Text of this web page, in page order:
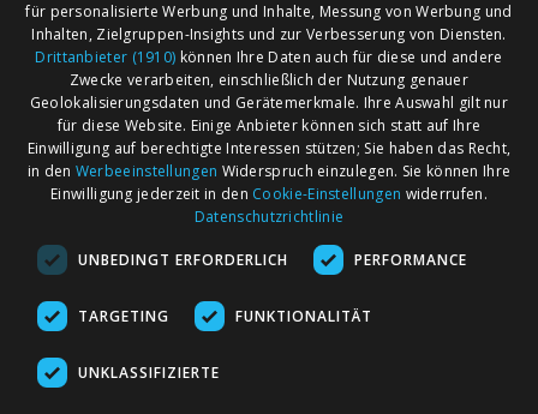
AGB
Impressum
Kontakt
Märkte nach Bundesländern
Märkte nach PLZ
Märkte nach Umkreis
Flohmarkt
für personalisierte Werbung und Inhalte, Messung von Werbung und
Inhalten, Zielgruppen-Insights und zur Verbesserung von Diensten.
Drittanbieter (1910) können Ihre Daten auch für diese und andere
Zwecke verarbeiten, einschließlich der Nutzung genauer
Geolokalisierungsdaten und Gerätemerkmale. Ihre Auswahl gilt nur
für diese Website. Einige Anbieter können sich statt auf Ihre
Einwilligung auf berechtigte Interessen stützen; Sie haben das Recht,
in den Werbeeinstellungen Widerspruch einzulegen. Sie können Ihre
Einwilligung jederzeit in den Cookie-Einstellungen widerrufen.
Datenschutzrichtlinie
UNBEDINGT ERFORDERLICH PERFORMANCE
TARGETING FUNKTIONALITÄT
UNKLASSIFIZIERTE